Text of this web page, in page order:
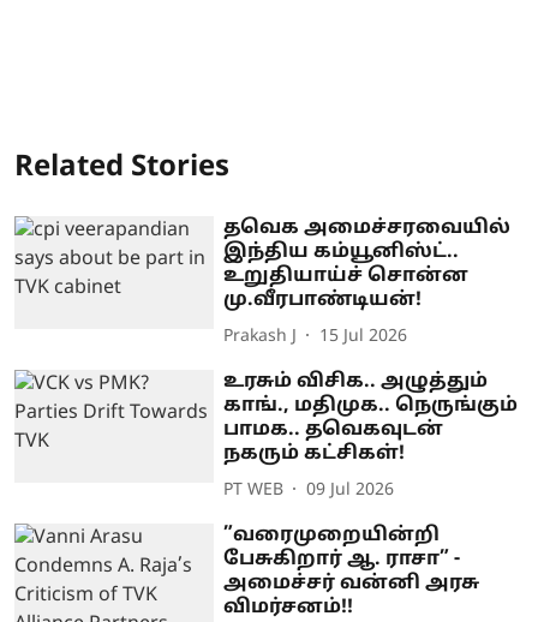
Related Stories
தவெக அமைச்சரவையில்
இந்திய கம்யூனிஸ்ட்..
உறுதியாய்ச் சொன்ன
மு.வீரபாண்டியன்!
Prakash J 15 Jul 2026
உரசும் விசிக.. அழுத்தும்
காங்., மதிமுக.. நெருங்கும்
பாமக.. தவெகவுடன்
நகரும் கட்சிகள்!
PT WEB 09 Jul 2026
”வரைமுறையின்றி
பேசுகிறார் ஆ. ராசா” -
அமைச்சர் வன்னி அரசு
விமர்சனம்!!